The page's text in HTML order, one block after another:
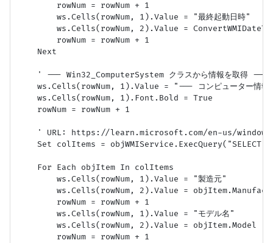
        rowNum = rowNum + 1
        ws.Cells(rowNum, 1).Value = "最終起動日時"
ws.Cells(rowNum, 2).Value =
        rowNum = rowNum + 1
    Next
    ' --- Win32_ComputerSystem クラスから情報を取得 ---
ws.Cells(rowNum, 1).Value = "--- コンピューター情報
    ws.Cells(rowNum, 1).Font.Bold = True
    rowNum = rowNum + 1
' URL: https://learn.microsoft.com/en-us/
Set colItems = objWMIService.ExecQuery("SELECT
    For Each objItem In colItems
        ws.Cells(rowNum, 1).Value = "製造元"
ws.Cells(rowNum, 2).Value =
        rowNum = rowNum + 1
        ws.Cells(rowNum, 1).Value = "モデル名"
        ws.Cells(rowNum, 2).Value = objItem.Model
        rowNum = rowNum + 1